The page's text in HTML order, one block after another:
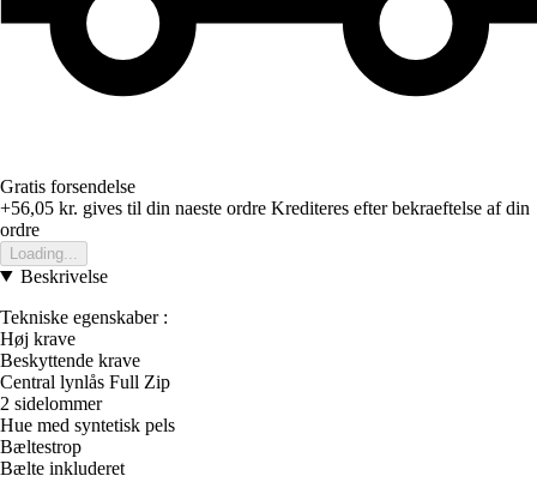
Gratis forsendelse
+56,05 kr. gives til din naeste ordre Krediteres efter bekraeftelse af din
ordre
Loading...
Beskrivelse
Tekniske egenskaber :
Høj krave
Beskyttende krave
Central lynlås Full Zip
2 sidelommer
Hue med syntetisk pels
Bæltestrop
Bælte inkluderet